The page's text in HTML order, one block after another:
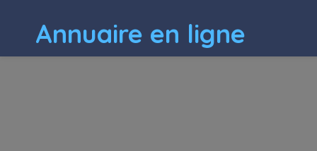
Annuaire en ligne